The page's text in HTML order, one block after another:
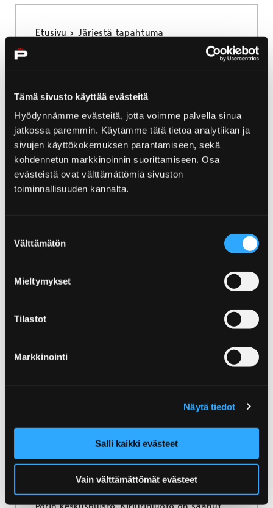
Tämä sivusto käyttää evästeitä
Hyödynnämme evästeitä, jotta voimme palvella sinua
jatkossa paremmin. Käytämme tätä tietoa analytiikan ja
sivujen käyttökokemuksen parantamiseen, sekä
kohdennetun markkinoinnin suorittamiseen. Osa
evästeistä ovat välttämättömiä sivuston
toiminnallisuuden kannalta.
valinta
Välttämätön
Mieltymykset
Tilastot
Markkinointi
Näytä tiedot
Salli kaikki evästeet
Vain välttämättömät evästeet
Etusivu Järjestä tapahtuma
Meillä Visit Porissa on kyky yhdistää
tarjoamat mahdollisuudet toimivaksi
kokonaisuudeksi. Yksi Visit Porin tärkeistä
taidoista on saada asiat sujumaan ja
tapahtuma onnistumaan.
Etusivu
varustellut ulkotapahtuma-alueet ja
Kirjurinluoto
Etelärantaa vastapäätä keskellä
Kokemäenjokea sijaitseva Kirjurinluoto on